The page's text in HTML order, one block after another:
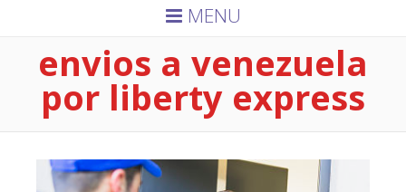
MENU
envios a venezuela
por liberty express